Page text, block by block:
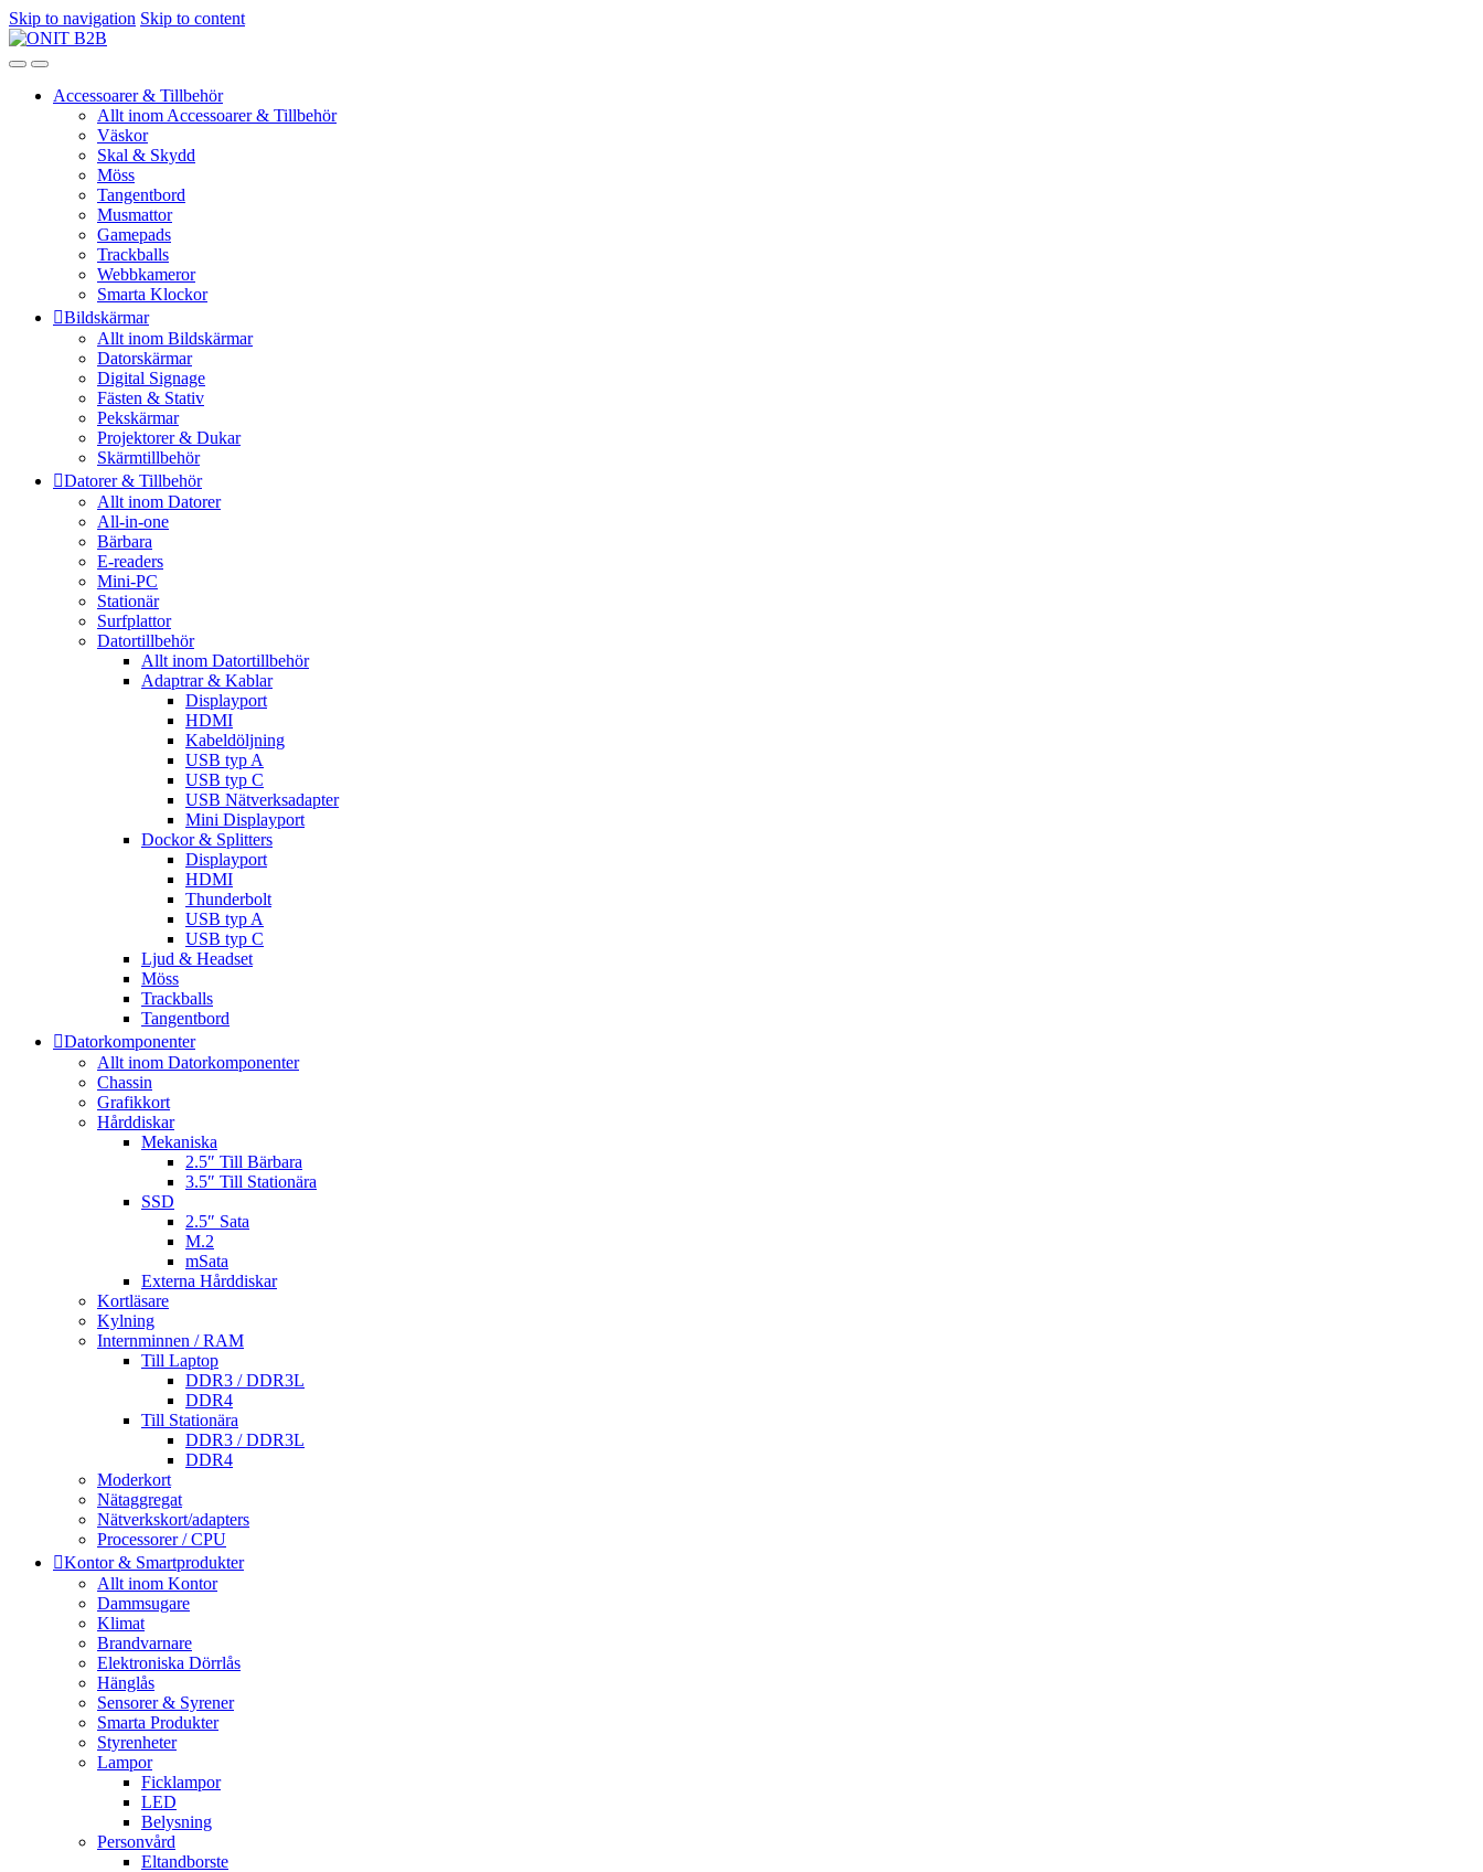
Skip to navigation Skip to content
Accessoarer & Tillbehör
Allt inom Accessoarer & Tillbehör
Väskor
Skal & Skydd
Möss
Tangentbord
Musmattor
Gamepads
Trackballs
Webbkameror
Smarta Klockor
Bildskärmar
Allt inom Bildskärmar
Datorskärmar
Digital Signage
Fästen & Stativ
Pekskärmar
Projektorer & Dukar
Skärmtillbehör
Datorer & Tillbehör
Allt inom Datorer
All-in-one
Bärbara
E-readers
Mini-PC
Stationär
Surfplattor
Datortillbehör
Allt inom Datortillbehör
Adaptrar & Kablar
Displayport
HDMI
Kabeldöljning
USB typ A
USB typ C
USB Nätverksadapter
Mini Displayport
Dockor & Splitters
Displayport
HDMI
Thunderbolt
USB typ A
USB typ C
Ljud & Headset
Möss
Trackballs
Tangentbord
Datorkomponenter
Allt inom Datorkomponenter
Chassin
Grafikkort
Hårddiskar
Mekaniska
2.5″ Till Bärbara
3.5″ Till Stationära
SSD
2.5″ Sata
M.2
mSata
Externa Hårddiskar
Kortläsare
Kylning
Internminnen / RAM
Till Laptop
DDR3 / DDR3L
DDR4
Till Stationära
DDR3 / DDR3L
DDR4
Moderkort
Nätaggregat
Nätverkskort/adapters
Processorer / CPU
Kontor & Smartprodukter
Allt inom Kontor
Dammsugare
Klimat
Brandvarnare
Elektroniska Dörrlås
Hänglås
Sensorer & Syrener
Smarta Produkter
Styrenheter
Lampor
Ficklampor
LED
Belysning
Personvård
Eltandborste